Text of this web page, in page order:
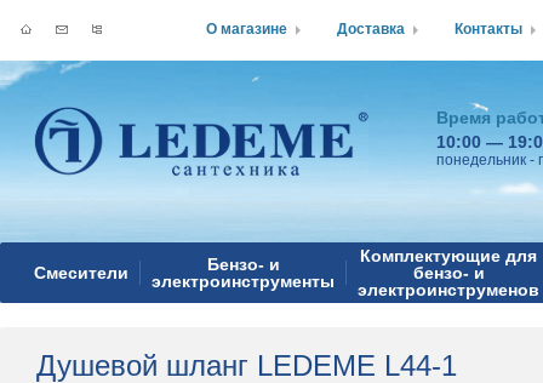
Время
10:00 —
понедельник -
Смесители
Бензо- и
электроинструменты
Комплектующие для
бензо- и
электроинструменов
Душевой шланг LEDEME L44-1
О магазине Доставка Контакты